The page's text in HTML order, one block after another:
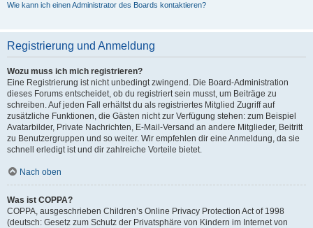
Wie kann ich einen Administrator des Boards kontaktieren?
Registrierung und Anmeldung
Wozu muss ich mich registrieren?
Eine Registrierung ist nicht unbedingt zwingend. Die Board-Administration
dieses Forums entscheidet, ob du registriert sein musst, um Beiträge zu
schreiben. Auf jeden Fall erhältst du als registriertes Mitglied Zugriff auf
zusätzliche Funktionen, die Gästen nicht zur Verfügung stehen: zum Beispiel
Avatarbilder, Private Nachrichten, E-Mail-Versand an andere Mitglieder, Beitritt
zu Benutzergruppen und so weiter. Wir empfehlen dir eine Anmeldung, da sie
schnell erledigt ist und dir zahlreiche Vorteile bietet.
Nach oben
Was ist COPPA?
COPPA, ausgeschrieben Children’s Online Privacy Protection Act of 1998
(deutsch: Gesetz zum Schutz der Privatsphäre von Kindern im Internet von